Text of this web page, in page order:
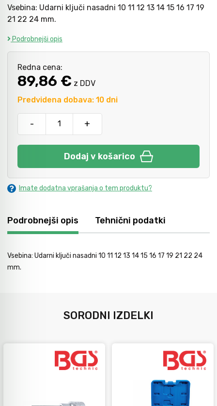
Vsebina: Udarni ključi nasadni 10 11 12 13 14 15 16 17 19
21 22 24 mm.
Podrobnejši opis
Predvidena dobava: 10 dni
Redna cena:
89,86 € z DDV
- +
Dodaj v košarico
Imate dodatna vprašanja o tem produktu?
Podrobnejši opis Tehnični podatki
Vsebina: Udarni ključi nasadni 10 11 12 13 14 15 16 17 19 21 22 24
mm.
SORODNI IZDELKI
Točkala, dleta, luknjači in pile
Vzvodi in primeži
Zaščitna oprema
Avtomobilsko orodje
Inštalatersko orodje
Gozdarsko orodje